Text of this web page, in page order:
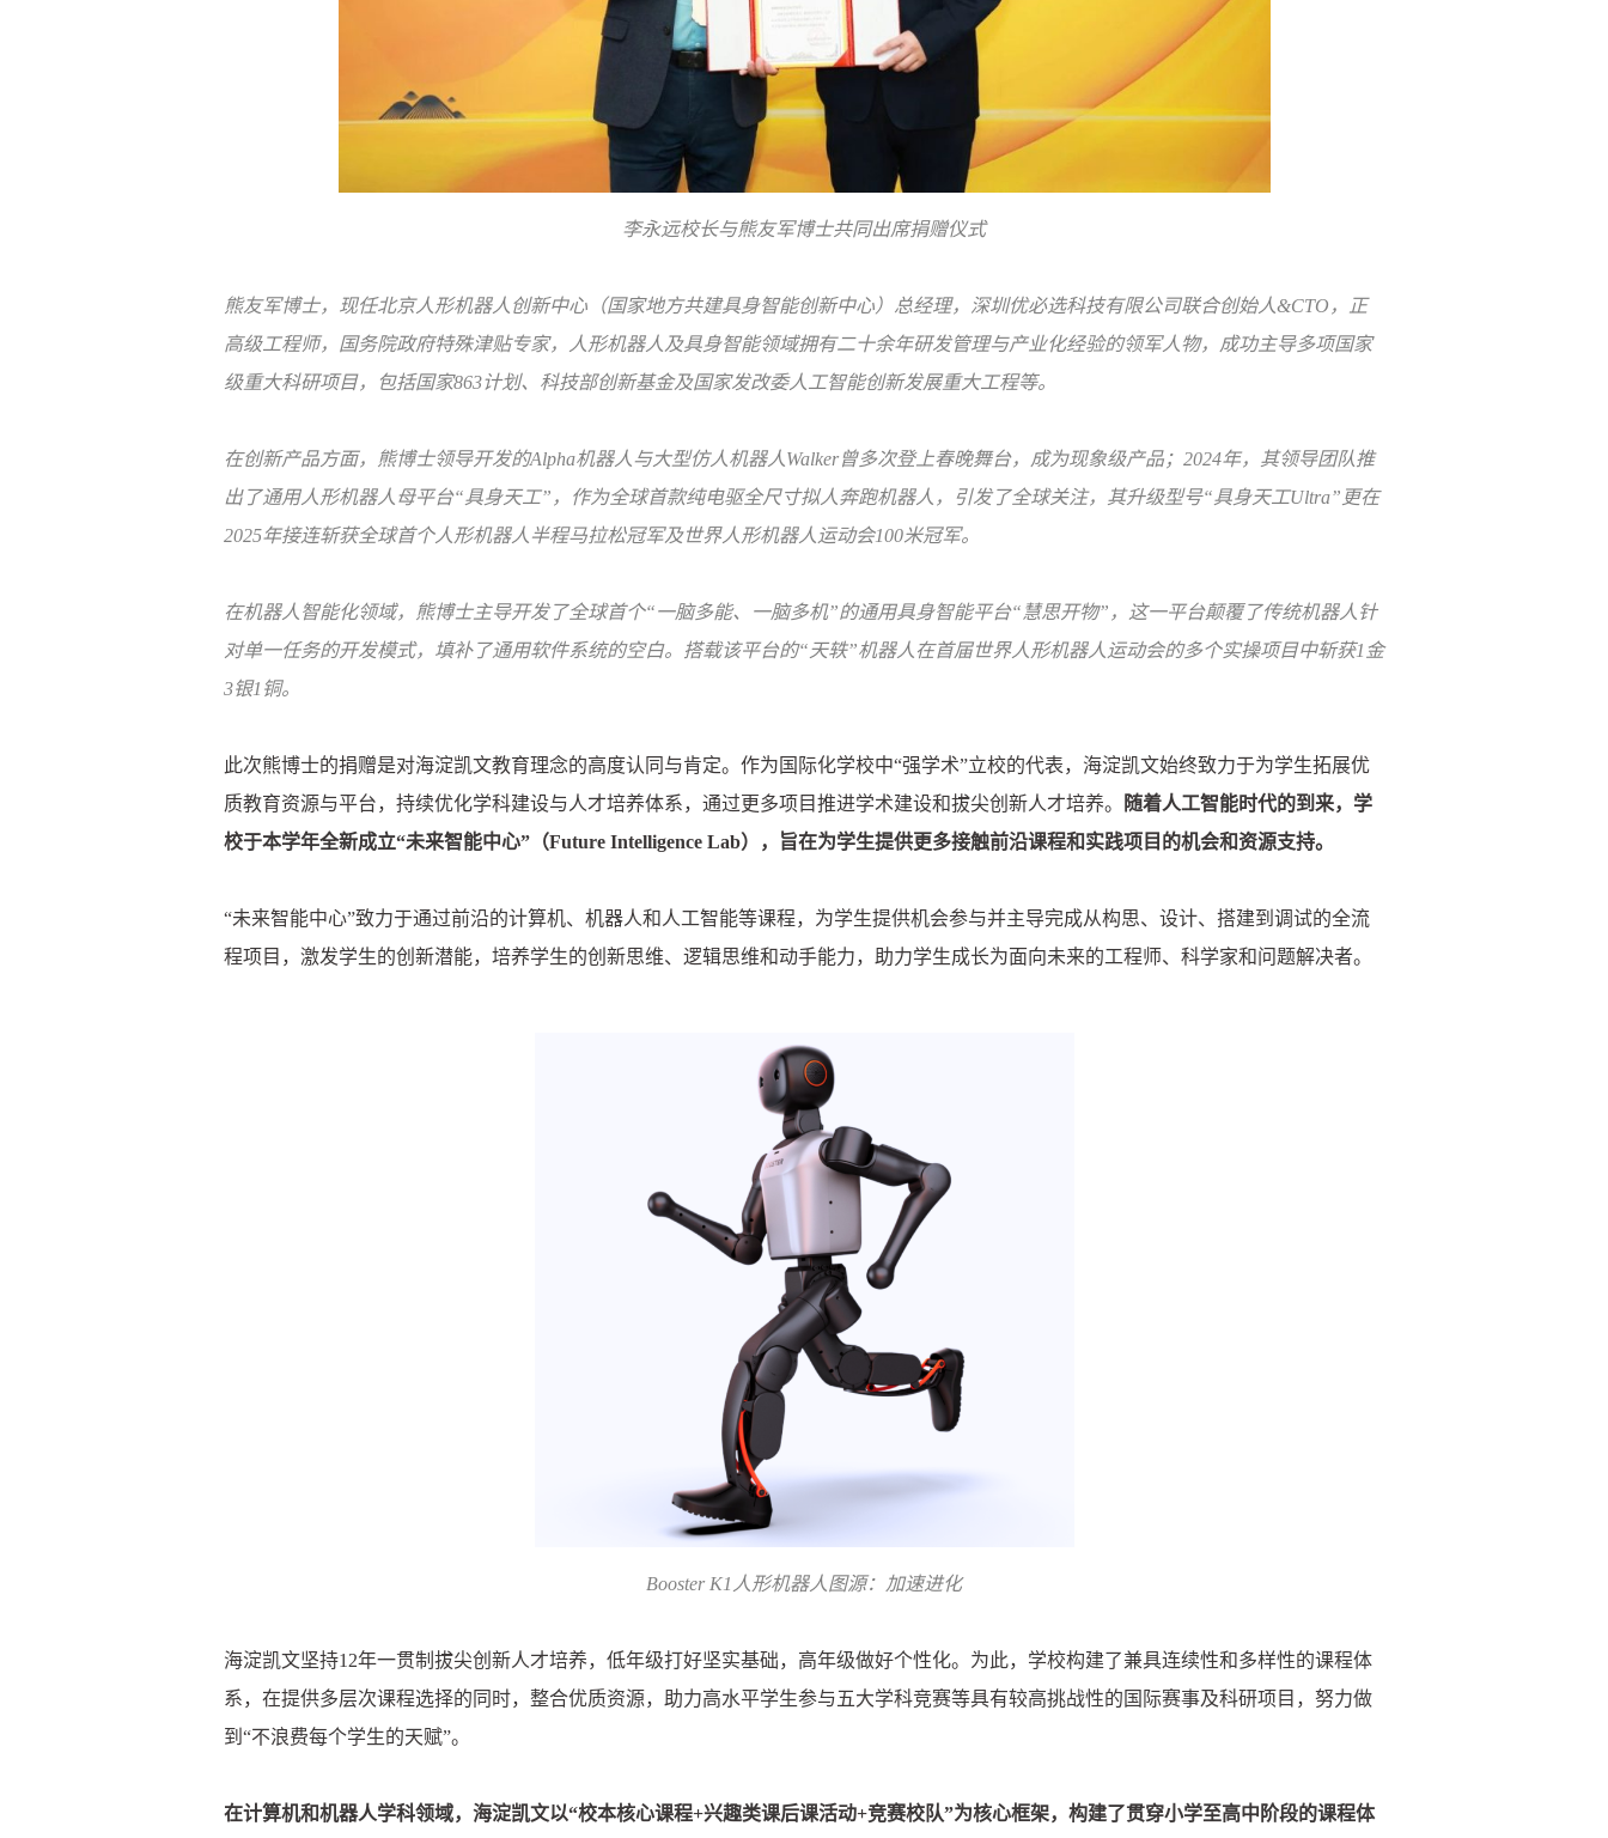
李永远校长与熊友军博士共同出席捐赠仪式
熊友军博士，现任北京人形机器人创新中心（国家地方共建具身智能创新中心）总经理，深圳优必选科技有限公司联合创始人&CTO，正
高级工程师，国务院政府特殊津贴专家，人形机器人及具身智能领域拥有二十余年研发管理与产业化经验的领军人物，成功主导多项国家
级重大科研项目，包括国家863计划、科技部创新基金及国家发改委人工智能创新发展重大工程等。
在创新产品方面，熊博士领导开发的Alpha机器人与大型仿人机器人Walker曾多次登上春晚舞台，成为现象级产品；2024年，其领导团队推
出了通用人形机器人母平台“具身天工”，作为全球首款纯电驱全尺寸拟人奔跑机器人，引发了全球关注，其升级型号“具身天工Ultra”更在
2025年接连斩获全球首个人形机器人半程马拉松冠军及世界人形机器人运动会100米冠军。
在机器人智能化领域，熊博士主导开发了全球首个“一脑多能、一脑多机”的通用具身智能平台“慧思开物”，这一平台颠覆了传统机器人针
对单一任务的开发模式，填补了通用软件系统的空白。搭载该平台的“天轶”机器人在首届世界人形机器人运动会的多个实操项目中斩获1金
3银1铜。
此次熊博士的捐赠是对海淀凯文教育理念的高度认同与肯定。作为国际化学校中“强学术”立校的代表，海淀凯文始终致力于为学生拓展优
质教育资源与平台，持续优化学科建设与人才培养体系，通过更多项目推进学术建设和拔尖创新人才培养。
随着人工智能时代的到来，学
校于本学年全新成立“未来智能中心”（Future Intelligence Lab），旨在为学生提供更多接触前沿课程和实践项目的机会和资源支持。
“未来智能中心”致力于通过前沿的计算机、机器人和人工智能等课程，为学生提供机会参与并主导完成从构思、设计、搭建到调试的全流
程项目，激发学生的创新潜能，培养学生的创新思维、逻辑思维和动手能力，助力学生成长为面向未来的工程师、科学家和问题解决者。
Booster K1人形机器人图源：加速进化
海淀凯文坚持12年一贯制拔尖创新人才培养，低年级打好坚实基础，高年级做好个性化。为此，学校构建了兼具连续性和多样性的课程体
系，在提供多层次课程选择的同时，整合优质资源，助力高水平学生参与五大学科竞赛等具有较高挑战性的国际赛事及科研项目，努力做
到“不浪费每个学生的天赋”。
在计算机和机器人学科领域，海淀凯文以“校本核心课程+兴趣类课后课活动+竞赛校队”为核心框架，构建了贯穿小学至高中阶段的课程体